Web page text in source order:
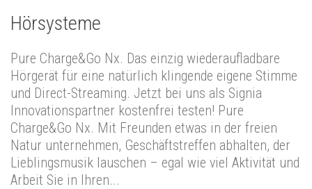
Hörsysteme
Pure Charge&Go Nx. Das einzig wiederaufladbare
Hörgerät für eine natürlich klingende eigene Stimme
und Direct-Streaming. Jetzt bei uns als Signia
Innovationspartner kostenfrei testen! Pure
Charge&Go Nx. Mit Freunden etwas in der freien
Natur unternehmen, Geschäftstreffen abhalten, der
Lieblingsmusik lauschen – egal wie viel Aktivität und
Arbeit Sie in Ihren...